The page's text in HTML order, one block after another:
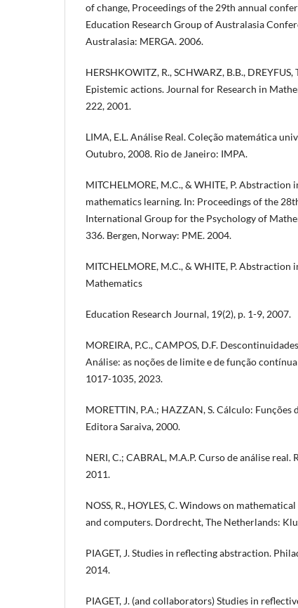
of change, Proceedings of the 29th annual
Education Research Group of Australasia
Australasia: MERGA. 2006.
HERSHKOWITZ, R., SCHWARZ, B.B.,
Epistemic actions. Journal for Research in
222, 2001.
LIMA, E.L. Análise Real. Coleção matemática
Outubro, 2008. Rio de Janeiro: IMPA.
MITCHELMORE, M.C., & WHITE, P. Abstraction
mathematics learning. In: Proceedings of the
International Group for the Psychology of
336. Bergen, Norway: PME. 2004.
MITCHELMORE, M.C., & WHITE, P. Abstraction
Mathematics
Education Research Journal, 19(2), p. 1-9, 2007.
MOREIRA, P.C., CAMPOS, D.F.
Análise: as noções de limite e de função
1017-1035, 2023.
MORETTIN, P.A.; HAZZAN, S. Cálculo: Funções
Editora Saraiva, 2000.
NERI, C.; CABRAL, M.A.P. Curso de análise
2011.
NOSS, R., HOYLES, C. Windows on
and computers. Dordrecht, The Netherlands:
PIAGET, J. Studies in reflecting abstraction.
2014.
PIAGET, J. (and collaborators) Studies in